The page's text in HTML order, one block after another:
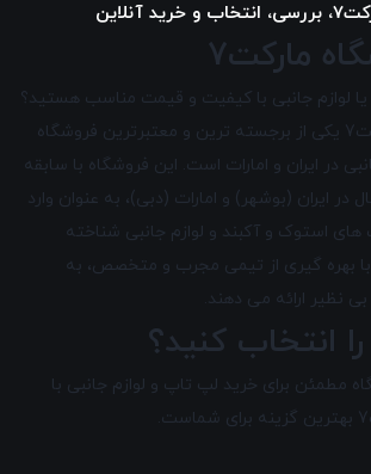
آنلاین
مارکت7
لوازم جانبی با کیفیت و قیمت مناسب هستید؟
فروشگاه اینترنتی مارکت7 یکی از برجسته ترین و معتبرترین فروشگاه
در ایران و امارات است. این فروشگاه با سابقه
ایران (بوشهر) و امارات (دبی)، به عنوان وارد
استوک و آکبند و لوازم جانبی شناخته
بهره گیری از تیمی مجرب و متخصص، به
نظیر ارائه می دهند.
مطمئن برای خرید لپ تاپ و لوازم جانبی با